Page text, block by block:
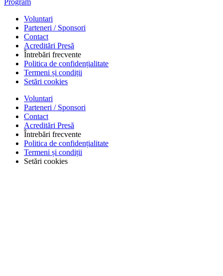
Voluntari
Parteneri / Sponsori
Contact
Acreditări Presă
Întrebări frecvente
Politica de confidențialitate
Termeni și condiții
Setări cookies
Voluntari
Parteneri / Sponsori
Contact
Acreditări Presă
Întrebări frecvente
Politica de confidențialitate
Termeni și condiții
Setări cookies